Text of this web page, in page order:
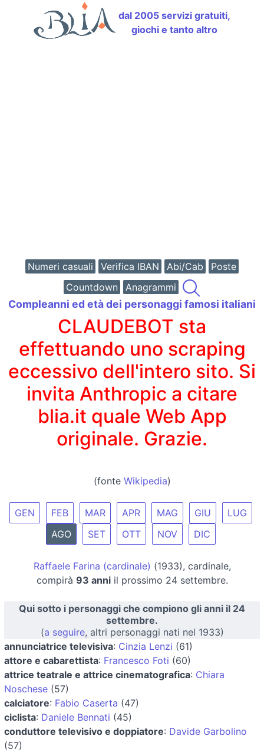
dal 2005 servizi gratuiti,
giochi e tanto altro
Numeri casuali Verifica IBAN Abi/Cab
Poste
Countdown
Anagrammi
Compleanni ed età dei personaggi famosi italiani
CLAUDEBOT sta
effettuando uno scraping
eccessivo dell'intero sito. Si
invita Anthropic a citare
blia.it quale Web App
originale. Grazie.
(fonte Wikipedia)
GEN FEB MAR APR MAG GIU
LUG
AGO
SET OTT NOV DIC
Raffaele Farina (cardinale) (1933), cardinale,
compirà 93 anniil prossimo 24 settembre.
Qui sotto i personaggi che compiono gli anni il 24
settembre.
(a seguire, altri personaggi nati nel 1933)
annunciatrice televisiva: Cinzia Lenzi (61)
attore e cabarettista: Francesco Foti (60)
attrice teatrale e attrice cinematografica: Chiara
Noschese (57)
calciatore: Fabio Caserta (47)
ciclista: Daniele Bennati (45)
conduttore televisivo e doppiatore: Davide Garbolino
(57)